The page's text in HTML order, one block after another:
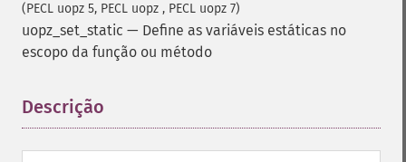
(PECL uopz 5, PECL uopz , PECL uopz 7)
uopz_set_static — Define as variáveis ​​estáticas no
escopo da função ou método
Descrição